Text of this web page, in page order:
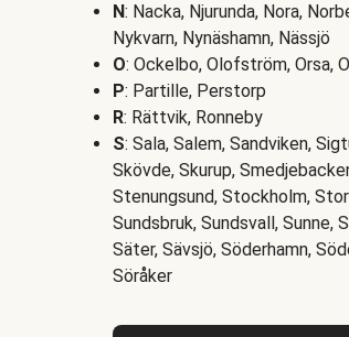
N: Nacka, Njurunda, Nora,
Nykvarn, Nynäshamn, Nässjö
O: Ockelbo, Olofström, Orsa,
P: Partille, Perstorp
R: Rättvik, Ronneby
S: Sala, Salem, Sandviken,
Skövde, Skurup,
Stenungsund, Stockholm,
Sundsbruk, Sundsvall, Sunne,
Säter, Sävsjö, Söderhamn,
Söråker